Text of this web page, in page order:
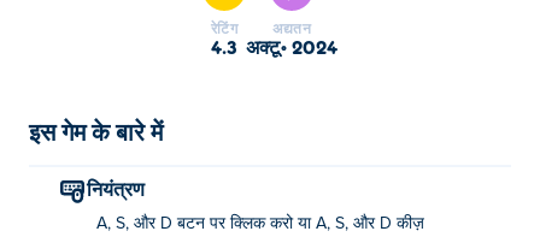
अपनी रणनीतिक सोच का उपयोग करें, ताकि किसी भी तरह का नुकसान
कम से कम हो। अपने कैरेक्टर को कस्टमाइज़ करने के लिए कई प्यारी
दें। क्या आप रैगडॉल को कम से कम नुकसान पहुँचाए बिना सुरक्षित रूप से
पपेटमैन: रैगडॉल पहेली कैसे खेलें?
रेटिंग
4.3
अद्यतन
अक्टू॰ 2024
इस गेम के बारे में
नियंत्रण
A, S, और D बटन पर क्लिक करो या A, S, और D कीज़